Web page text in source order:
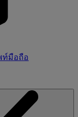
ท์มือถือ